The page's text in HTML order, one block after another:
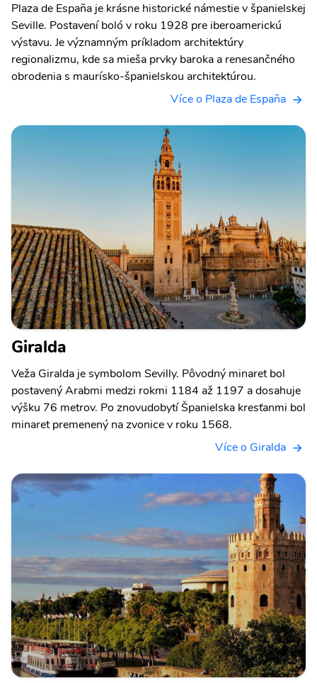
Plaza de España je krásne historické námestie v španielskej
Seville. Postavení boló v roku 1928 pre iberoamerickú
výstavu. Je významným príkladom architektúry
regionalizmu, kde sa mieša prvky baroka a renesančného
obrodenia s maurísko-španielskou architektúrou.
Více o Plaza de España
Giralda
Veža Giralda je symbolom Sevilly. Pôvodný minaret bol
postavený Arabmi medzi rokmi 1184 až 1197 a dosahuje
výšku 76 metrov. Po znovudobytí Španielska kresťanmi bol
minaret premenený na zvonice v roku 1568.
Více o Giralda